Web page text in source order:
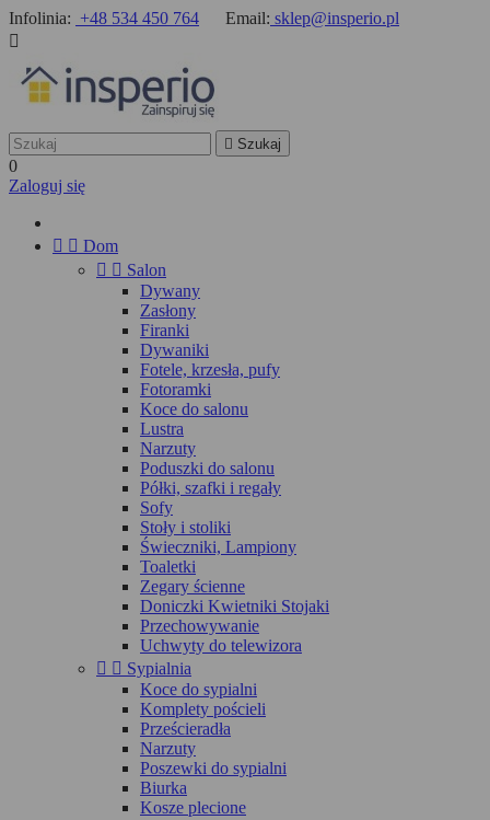
Infolinia: +48 534 450 764 Email: sklep@insperio.pl

 Szukaj
0
Zaloguj się
  Dom
  Salon
Dywany
Zasłony
Firanki
Dywaniki
Fotele, krzesła, pufy
Fotoramki
Koce do salonu
Lustra
Narzuty
Poduszki do salonu
Półki, szafki i regały
Sofy
Stoły i stoliki
Świeczniki, Lampiony
Toaletki
Zegary ścienne
Doniczki Kwietniki Stojaki
Przechowywanie
Uchwyty do telewizora
  Sypialnia
Koce do sypialni
Komplety pościeli
Prześcieradła
Narzuty
Poszewki do sypialni
Biurka
Kosze plecione